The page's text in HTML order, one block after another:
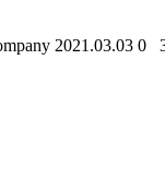
2021.03.03 0